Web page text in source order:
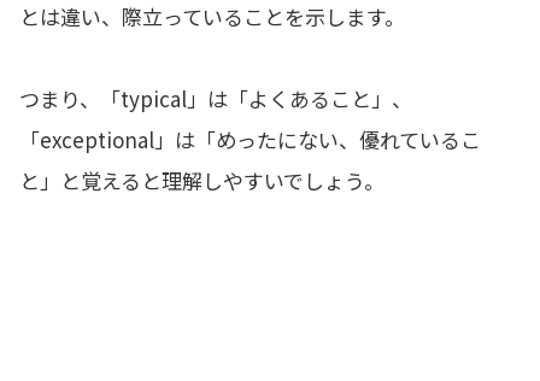
とは違い、際立っていることを示します。
つまり、「typical」は「よくあること」、
「exceptional」は「めったにない、優れているこ
と」と覚えると理解しやすいでしょう。